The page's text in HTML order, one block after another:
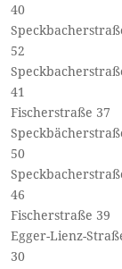
40
52
41
Fischerstraße 37
50
46
Fischerstraße 39
Egger-Lienz-
30